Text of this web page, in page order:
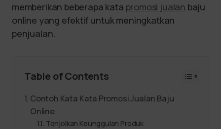
memberikan beberapa kata promosi jualan baju
online yang efektif untuk meningkatkan
penjualan.
Table of Contents
Contoh Kata Kata Promosi Jualan Baju
Online
Tonjolkan Keunggulan Produk